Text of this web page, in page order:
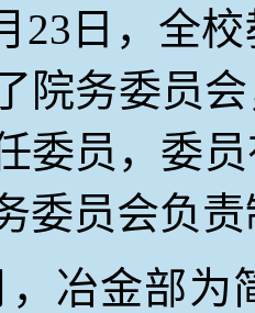
23日 ，全
院务委员
委员，委
委员会负
，冶金部为